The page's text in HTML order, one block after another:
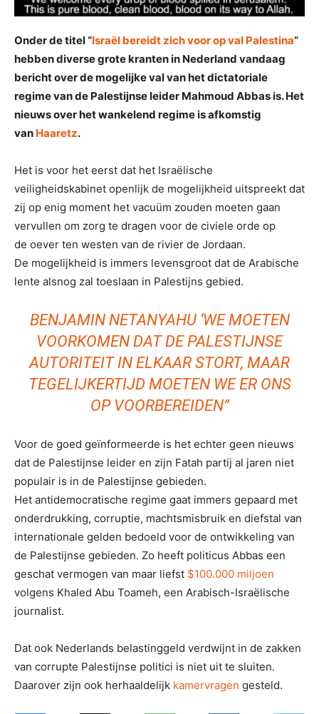
Onder de titel “Israël bereidt zich voor op val Palestina”
hebben diverse grote kranten in Nederland vandaag
bericht over de mogelijke val van het dictatoriale
regime van de Palestijnse leider Mahmoud Abbas is. Het
nieuws over het wankelend regime is afkomstig
van Haaretz.
Het is voor het eerst dat het Israëlische
veiligheidskabinet openlijk de mogelijkheid uitspreekt dat
zij op enig moment het vacuüm zouden moeten gaan
vervullen om zorg te dragen voor de civiele orde op
de oever ten westen van de rivier de Jordaan.
De mogelijkheid is immers levensgroot dat de Arabische
lente alsnog zal toeslaan in Palestijns gebied.
BENJAMIN NETANYAHU ‘WE MOETEN
VOORKOMEN DAT DE PALESTIJNSE
AUTORITEIT IN ELKAAR STORT, MAAR
TEGELIJKERTIJD MOETEN WE ER ONS
OP VOORBEREIDEN”
Voor de goed geïnformeerde is het echter geen nieuws
dat de Palestijnse leider en zijn Fatah partij al jaren niet
populair is in de Palestijnse gebieden.
Het antidemocratische regime gaat immers gepaard met
onderdrukking, corruptie, machtsmisbruik en diefstal van
internationale gelden bedoeld voor de ontwikkeling van
de Palestijnse gebieden. Zo heeft politicus Abbas een
geschat vermogen van maar liefst $100.000 miljoen
volgens Khaled Abu Toameh, een Arabisch-Israëlische
journalist.
Dat ook Nederlands belastinggeld verdwijnt in de zakken
van corrupte Palestijnse politici is niet uit te sluiten.
Daarover zijn ook herhaaldelijk kamervragen gesteld.